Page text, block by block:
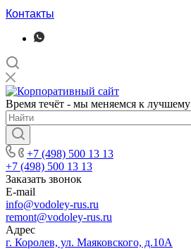
Контакты
Время течёт - мы меняемся к лучшему
+7 (498) 500 13 13
+7 (498) 500 13 13
Заказать звонок
E-mail
info@vodoley-rus.ru
remont@vodoley-rus.ru
Адрес
г. Королев, ул. Маяковского, д.10А